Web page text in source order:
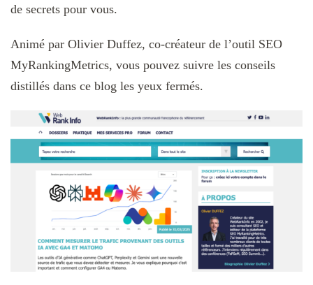
de secrets pour vous.
Animé par Olivier Duffez, co-créateur de l’outil SEO
MyRankingMetrics, vous pouvez suivre les conseils
distillés dans ce blog les yeux fermés.